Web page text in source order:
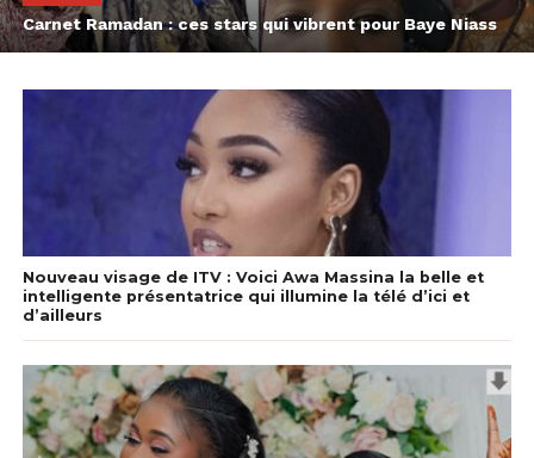
Carnet Ramadan : ces stars qui vibrent pour Baye Niass
Nouveau visage de ITV : Voici Awa Massina la belle et
intelligente présentatrice qui illumine la télé d’ici et
d’ailleurs